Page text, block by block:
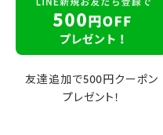
友達追加で500円クーポン
プレゼント！